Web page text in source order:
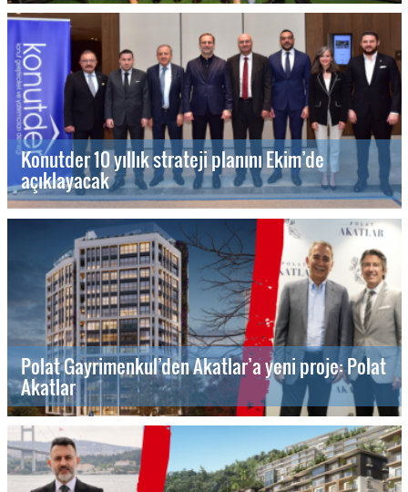
Konutder 10 yıllık strateji planını Ekim’de
açıklayacak
Polat Gayrimenkul’den Akatlar’a yeni proje: Polat
Akatlar